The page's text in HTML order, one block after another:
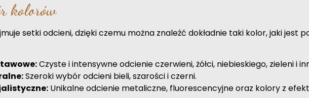
kolorów
setki odcieni, dzięki czemu można znaleźć dokładnie taki kolor, jaki
Czyste i intensywne odcienie czerwieni, żółci, niebieskiego, zieleni i
Szeroki wybór odcieni bieli, szarości i czerni.
Unikalne odcienie metaliczne, fluorescencyjne oraz kolory z